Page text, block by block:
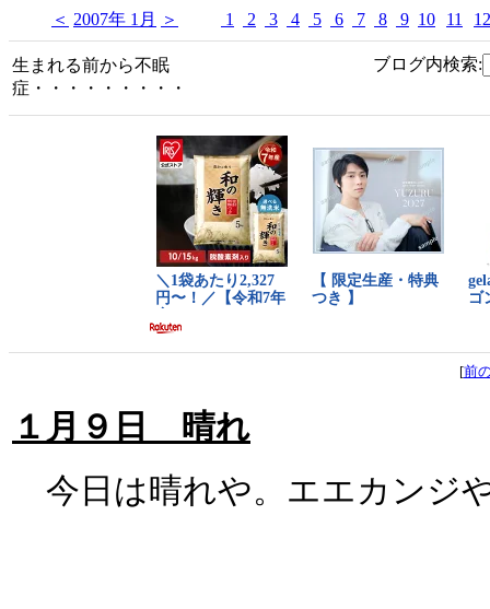
＜ 2007年 1月 ＞ 1 2 3 4 5 6 7 8 9 10 11 12
生まれる前から不眠
症・・・・・・・・・
ブログ内検索:
[前
１月９日 晴れ
今日は晴れや。エエカンジ